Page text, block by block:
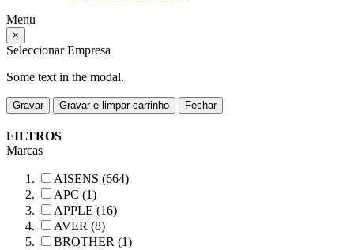
Menu
×
Seleccionar Empresa
Some text in the modal.
Gravar Gravar e limpar carrinho Fechar
FILTROS
Marcas
AISENS (664)
APC (1)
APPLE (16)
AVER (8)
BROTHER (1)